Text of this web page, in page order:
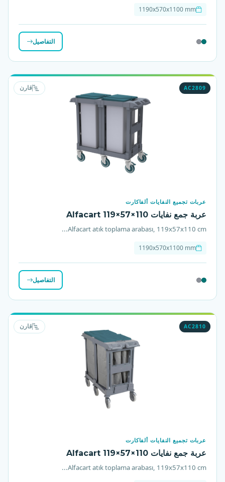
1190x570x1100 mm
التفاصيل
AC2809 قارن
عربات تجميع النفايات ألفاكارت
عربة جمع نفايات Alfacart 119×57×110
Alfacart atık toplama arabası, 119x57x110 cm...
1190x570x1100 mm
التفاصيل
AC2810 قارن
عربات تجميع النفايات ألفاكارت
عربة جمع نفايات Alfacart 119×57×110
Alfacart atık toplama arabası, 119x57x110 cm...